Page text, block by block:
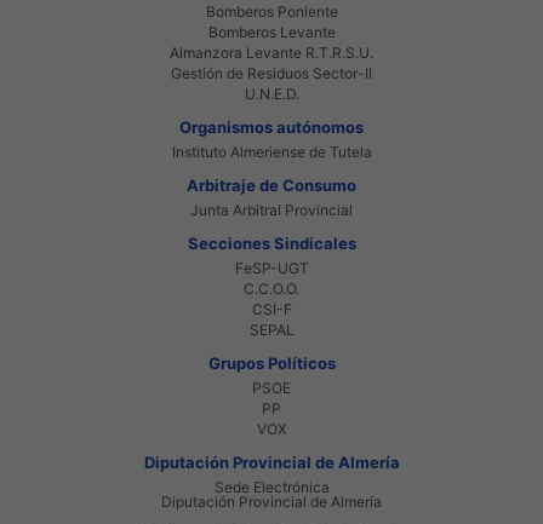
Bomberos Poniente
Bomberos Levante
Almanzora Levante R.T.R.S.U.
Gestión de Residuos Sector-II
U.N.E.D.
Organismos autónomos
Instituto Almeriense de Tutela
Arbitraje de Consumo
Junta Arbitral Provincial
Secciones Sindicales
FeSP-UGT
C.C.O.O.
CSI-F
SEPAL
Grupos Políticos
PSOE
PP
VOX
Diputación Provincial de Almería
Sede Electrónica
Diputación Provincial de Almería